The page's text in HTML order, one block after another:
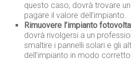
questo caso, dovrà trovare
pagare il valore dell’impianto.
Rimuovere l’impianto
dovrà rivolgersi a un
smaltire i pannelli solari e gli
dell’impianto in modo